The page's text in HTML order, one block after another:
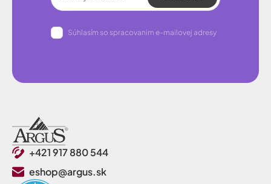
Súhlasím so spracovanim e-mailovej adresy
+421 917 880 544
eshop@argus.sk